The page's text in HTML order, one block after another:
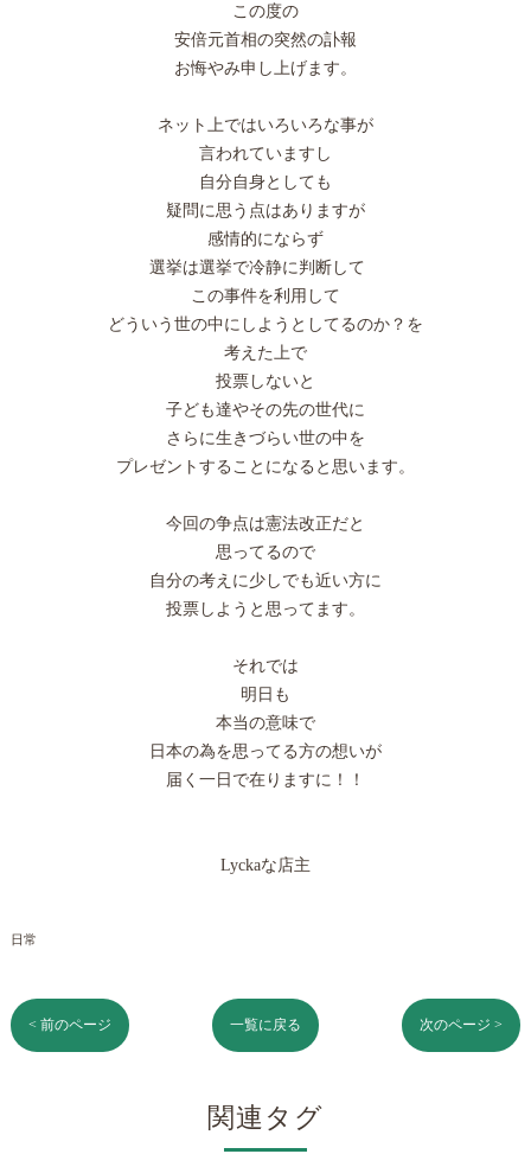
この度の
安倍元首相の突然の訃報
お悔やみ申し上げます。
ネット上ではいろいろな事が
言われていますし
自分自身としても
疑問に思う点はありますが
感情的にならず
選挙は選挙で冷静に判断して
この事件を利用して
どういう世の中にしようとしてるのか？を
考えた上で
投票しないと
子ども達やその先の世代に
さらに生きづらい世の中を
プレゼントすることになると思います。
今回の争点は憲法改正だと
思ってるので
自分の考えに少しでも近い方に
投票しようと思ってます。
それでは
明日も
本当の意味で
日本の為を思ってる方の想いが
届く一日で在りますに！！
Lyckaな店主
日常
< 前のページ 一覧に戻る 次のページ >
関連タグ